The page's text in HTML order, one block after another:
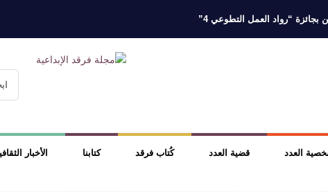
“رواد العمل التطوعي 4”
مهرجان الأطاولة التراثي يجمع الشاعر عبدالواحد بجمهوره
البناء الاستهلالي في رواية : ( على كف رتويت ) للدكتورة زينب الخضيري
العدد قضية العدد كُتاب فرقد كتابنا الأخبار